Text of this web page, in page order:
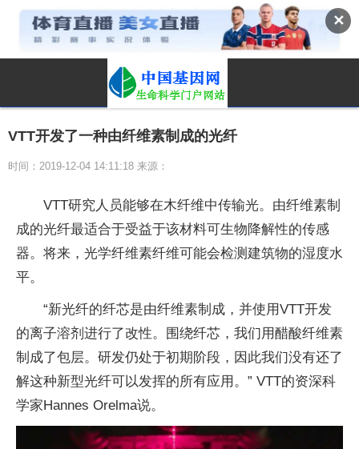
✕
VTT开发了一种由纤维素制成的光纤
时间：2019-12-04 14:11:18 来源：
VTT研究人员能够在木纤维中传输光。由纤维素制
成的光纤最适合于受益于该材料可生物降解性的传感
器。将来，光学纤维素纤维可能会检测建筑物的湿度水
平。
“新光纤的纤芯是由纤维素制成，并使用VTT开发
的离子溶剂进行了改性。围绕纤芯，我们用醋酸纤维素
制成了包层。研发仍处于初期阶段，因此我们没有还了
解这种新型光纤可以发挥的所有应用。” VTT的资深科
学家Hannes Orelma说。